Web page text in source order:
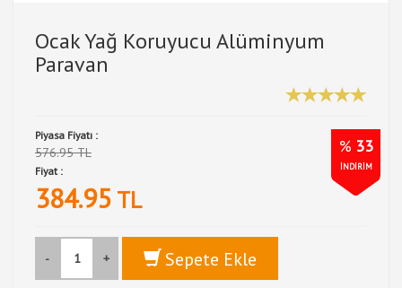
Ocak Yağ Koruyucu Alüminyum
Paravan
Piyasa Fiyatı :
576.95 TL % 33
İNDİRİM
Fiyat :
384.95 TL
- + Sepete Ekle